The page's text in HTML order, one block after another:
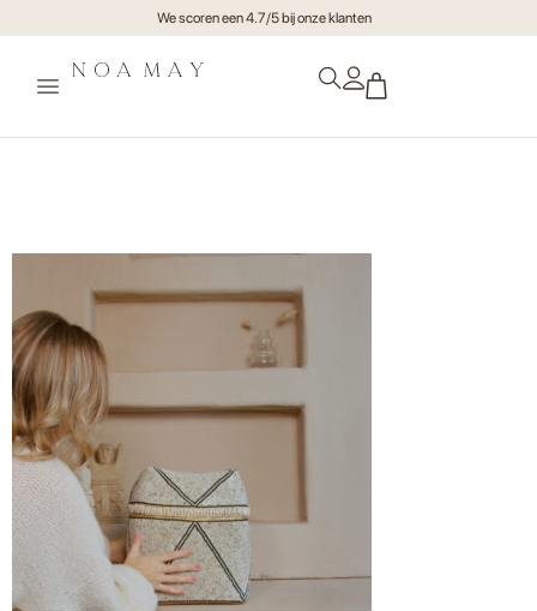
We scoren een 4.7/5 bij onze klanten